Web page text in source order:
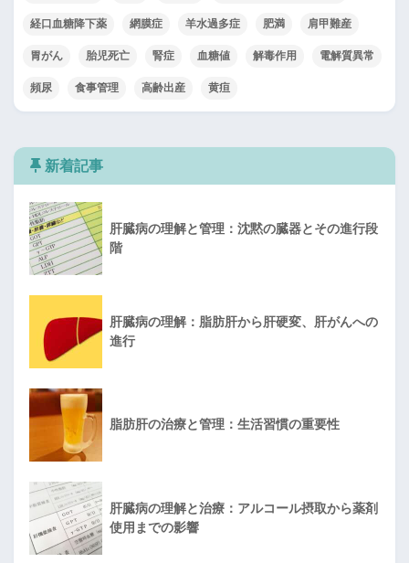
経口血糖降下薬 網膜症 羊水過多症 肥満 肩甲難産
胃がん 胎児死亡 腎症 血糖値 解毒作用 電解質異常
頻尿 食事管理 高齢出産 黄疸
新着記事
肝臓病の理解と管理：沈黙の臓器とその進行段
階
肝臓病の理解：脂肪肝から肝硬変、肝がんへの
進行
脂肪肝の治療と管理：生活習慣の重要性
肝臓病の理解と治療：アルコール摂取から薬剤
使用までの影響